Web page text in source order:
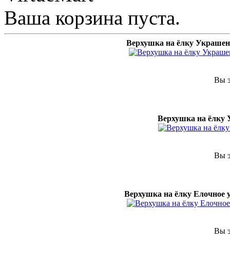
Ваша корзина пуста.
Верхушка на ёлку
Вы
Верхушка на ёлку
Вы
Верхушка на ёлку Елочное
Вы